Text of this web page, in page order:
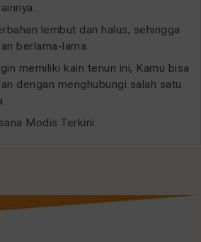
lembut dan halus, sehingga
berlama-lama.
memiliki kain tenun ini, Kamu bisa
dengan menghubungi salah satu
Modis Terkini.